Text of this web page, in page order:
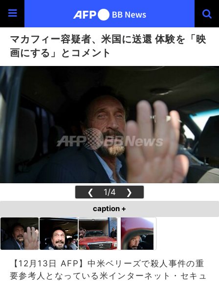
マカフィー容疑者、米国に送還 体験を「映
画にする」とコメント
❮ 1/4 ❯
caption +
【12月13日 AFP】中米ベリーズで殺人事件の重
要参考人となっている米インターネット・セキュ